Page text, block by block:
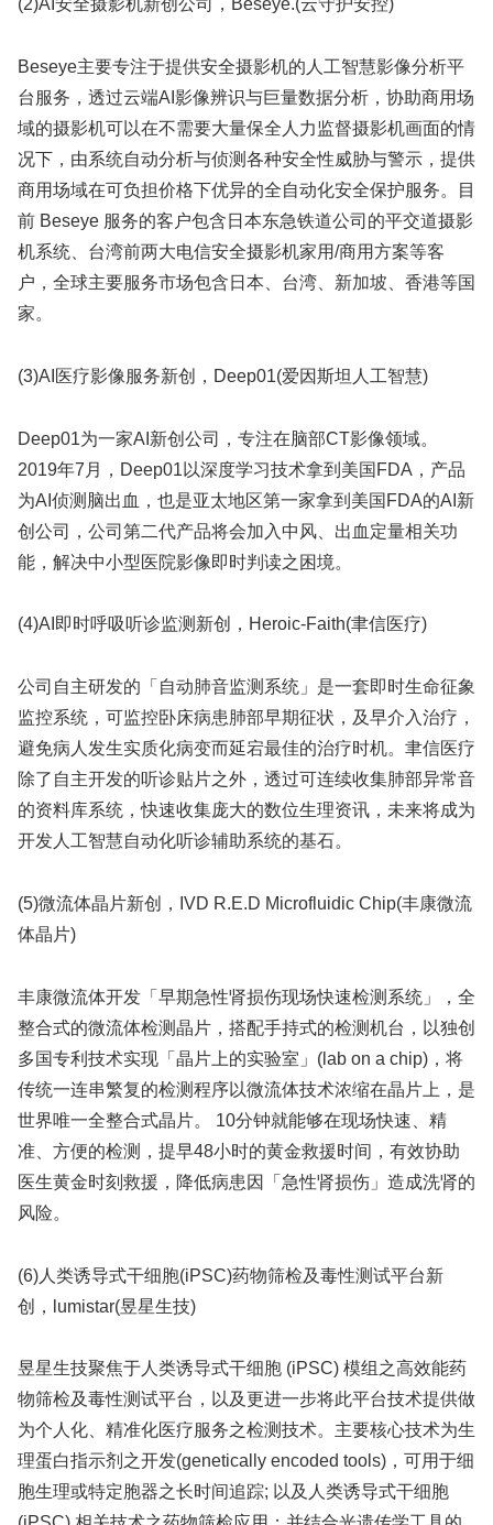
(2)AI安全摄影机新创公司，Beseye.(云守护安控)
Beseye主要专注于提供安全摄影机的人工智慧影像分析平
台服务，透过云端AI影像辨识与巨量数据分析，协助商用场
域的摄影机可以在不需要大量保全人力监督摄影机画面的情
况下，由系统自动分析与侦测各种安全性威胁与警示，提供
商用场域在可负担价格下优异的全自动化安全保护服务。目
前 Beseye 服务的客户包含日本东急铁道公司的平交道摄影
机系统、台湾前两大电信安全摄影机家用/商用方案等客
户，全球主要服务市场包含日本、台湾、新加坡、香港等国
家。
(3)AI医疗影像服务新创，Deep01(爱因斯坦人工智慧)
Deep01为一家AI新创公司，专注在脑部CT影像领域。
2019年7月，Deep01以深度学习技术拿到美国FDA，产品
为AI侦测脑出血，也是亚太地区第一家拿到美国FDA的AI新
创公司，公司第二代产品将会加入中风、出血定量相关功
能，解决中小型医院影像即时判读之困境。
(4)AI即时呼吸听诊监测新创，Heroic-Faith(聿信医疗)
公司自主研发的「自动肺音监测系统」是一套即时生命征象
监控系统，可监控卧床病患肺部早期征状，及早介入治疗，
避免病人发生实质化病变而延宕最佳的治疗时机。聿信医疗
除了自主开发的听诊贴片之外，透过可连续收集肺部异常音
的资料库系统，快速收集庞大的数位生理资讯，未来将成为
开发人工智慧自动化听诊辅助系统的基石。
(5)微流体晶片新创，IVD R.E.D Microfluidic Chip(丰康微流
体晶片)
丰康微流体开发「早期急性肾损伤现场快速检测系统」，全
整合式的微流体检测晶片，搭配手持式的检测机台，以独创
多国专利技术实现「晶片上的实验室」(lab on a chip)，将
传统一连串繁复的检测程序以微流体技术浓缩在晶片上，是
世界唯一全整合式晶片。 10分钟就能够在现场快速、精
准、方便的检测，提早48小时的黄金救援时间，有效协助
医生黄金时刻救援，降低病患因「急性肾损伤」造成洗肾的
风险。
(6)人类诱导式干细胞(iPSC)药物筛检及毒性测试平台新
创，lumistar(昱星生技)
昱星生技聚焦于人类诱导式干细胞 (iPSC) 模组之高效能药
物筛检及毒性测试平台，以及更进一步将此平台技术提供做
为个人化、精准化医疗服务之检测技术。主要核心技术为生
理蛋白指示剂之开发(genetically encoded tools)，可用于细
胞生理或特定胞器之长时间追踪; 以及人类诱导式干细胞